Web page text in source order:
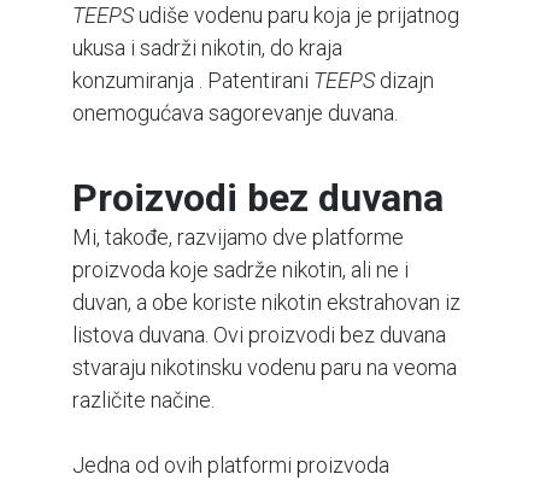
TEEPSudiše vodenu paru koja je prijatnog
ukusa i sadrži nikotin, do kraja
konzumiranja . Patentirani TEEPSdizajn
onemogućava sagorevanje duvana.
Proizvodi bez duvana
Mi, takođe, razvijamo dve platforme
proizvoda koje sadrže nikotin, ali ne i
duvan, a obe koriste nikotin ekstrahovan iz
listova duvana. Ovi proizvodi bez duvana
stvaraju nikotinsku vodenu paru na veoma
različite načine.
Jedna od ovih platformi proizvoda